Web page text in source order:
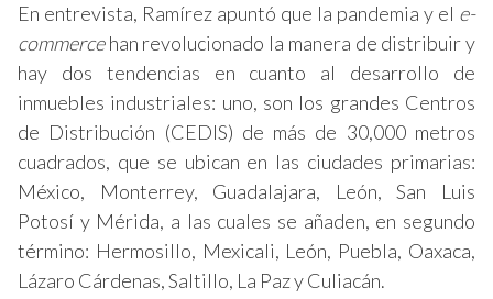
En entrevista, Ramírez apuntó que la pandemia y el e-
commercehan revolucionado la manera de distribuir y
hay dos tendencias en cuanto al desarrollo de
inmuebles industriales: uno, son los grandes Centros
de Distribución (CEDIS) de más de 30,000 metros
cuadrados, que se ubican en las ciudades primarias:
México, Monterrey, Guadalajara, León, San Luis
Potosí y Mérida, a las cuales se añaden, en segundo
término: Hermosillo, Mexicali, León, Puebla, Oaxaca,
Lázaro Cárdenas, Saltillo, La Paz y Culiacán.